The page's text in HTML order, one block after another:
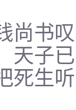
书叹
天子
死生